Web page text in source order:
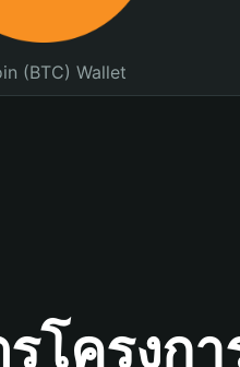
(BTC) Wallet
โครงกา